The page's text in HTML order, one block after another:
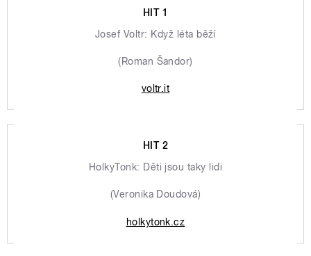
HIT 1
Josef Voltr: Když léta běží
(Roman Šandor)
voltr.it
HIT 2
HolkyTonk: Děti jsou taky lidi
(Veronika Doudová)
holkytonk.cz